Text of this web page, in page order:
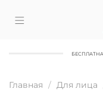
Главная Для лица